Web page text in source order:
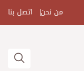
من نحن اتصل بنا